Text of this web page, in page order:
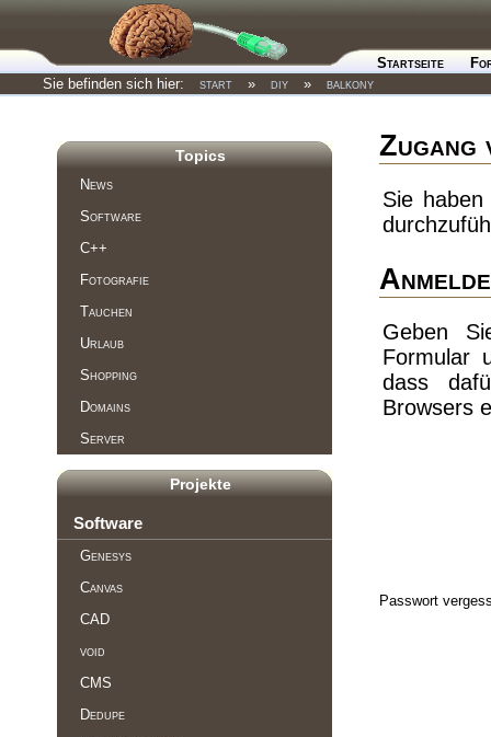
Startseite
Sie befinden sich hier:
start » diy » balkony
Topics
News
Software
C++
Fotografie
Tauchen
Urlaub
Shopping
Domains
Server
Projekte
Software
Genesys
Canvas
CAD
void
CMS
Dedupe
Zugang
Sie
Geben
Formular
dass
Browsers
Passwort